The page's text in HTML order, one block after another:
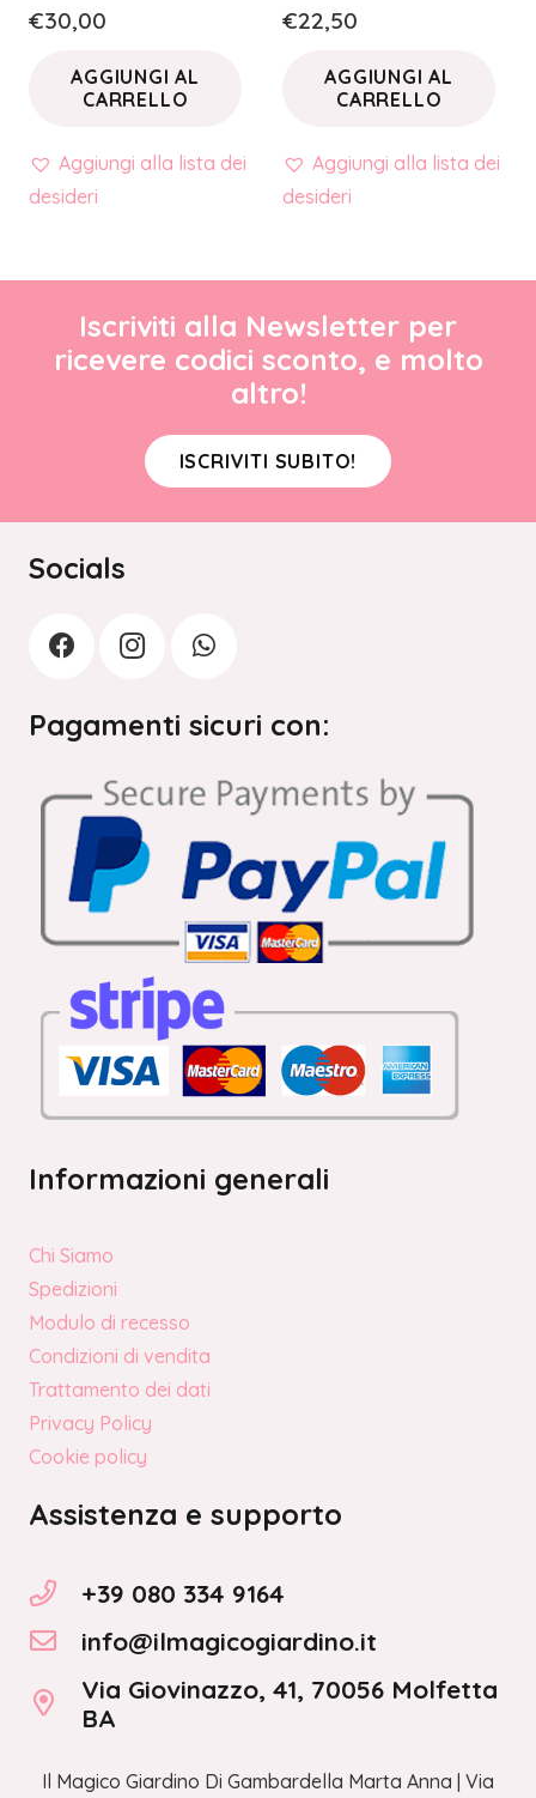
€30,00
AGGIUNGI AL
CARRELLO
Aggiungi alla lista dei
desideri
€22,50
AGGIUNGI AL
CARRELLO
Aggiungi alla lista dei
desideri
Iscriviti alla Newsletter per
ricevere codici sconto, e molto
altro!
ISCRIVITI SUBITO!
Socials
Pagamenti sicuri con:
Informazioni generali
Chi Siamo
Spedizioni
Modulo di recesso
Condizioni di vendita
Trattamento dei dati
Privacy Policy
Cookie policy
Assistenza e supporto
+39 080 334 9164
info@ilmagicogiardino.it
Via Giovinazzo, 41, 70056 Molfetta
BA
Il Magico Giardino Di Gambardella Marta Anna | Via